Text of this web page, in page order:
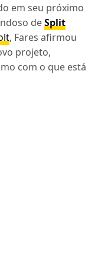
em seu próximo
deSplit
, Fares afirmou
projeto,
com o que está